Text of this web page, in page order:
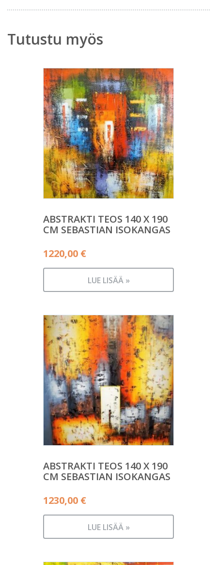
Tutustu myös
ABSTRAKTI TEOS 140 X 190
CM SEBASTIAN ISOKANGAS
1220,00 €
LUE LISÄÄ »
ABSTRAKTI TEOS 140 X 190
CM SEBASTIAN ISOKANGAS
1230,00 €
LUE LISÄÄ »